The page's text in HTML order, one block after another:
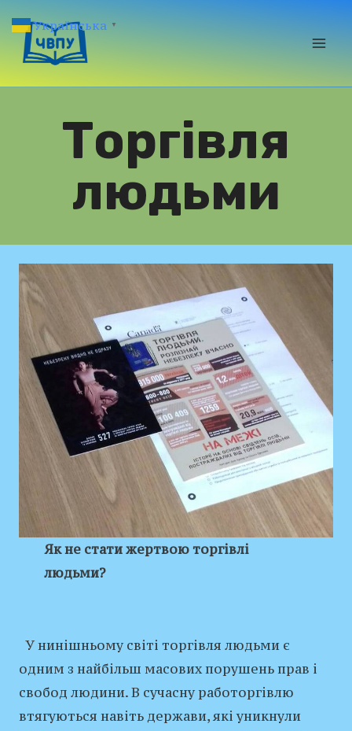
до
вмісту
Торгівля
людьми
Як не стати жертвою торгівлі
людьми?
У нинішньому світі торгівля людьми є
одним з найбільш масових порушень прав і
свобод людини. В сучасну работоргівлю
втягуються навіть держави, які уникнули
Українська ▼